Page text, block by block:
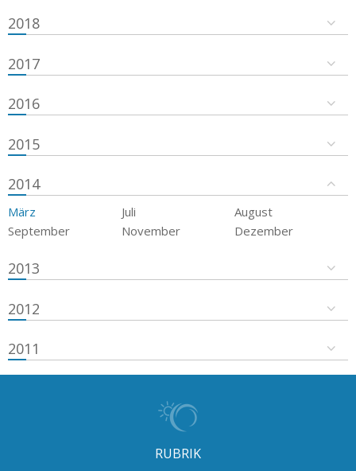
2018
2017
2016
2015
2014
März Juli
August
September
November Dezember
2013
2012
2011
RUBRIK